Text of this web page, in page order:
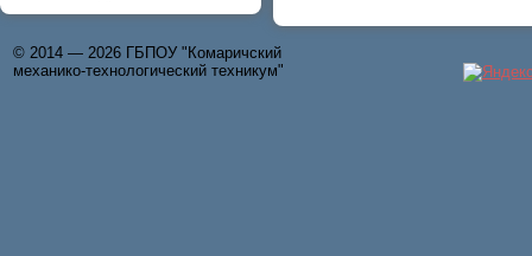
© 2014 — 2026 ГБПОУ "Комаричский
механико-технологический техникум"